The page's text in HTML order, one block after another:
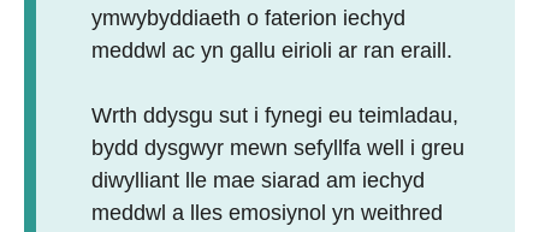
ymwybyddiaeth o faterion iechyd
meddwl ac yn gallu eirioli ar ran eraill.
Wrth ddysgu sut i fynegi eu teimladau,
bydd dysgwyr mewn sefyllfa well i greu
diwylliant lle mae siarad am iechyd
meddwl a lles emosiynol yn weithred